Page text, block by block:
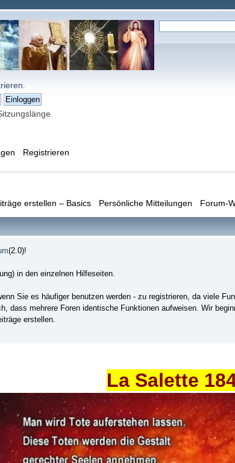
Registrieren
erstellen – Basics Persönliche Mitteilungen Forum-
(2.0)!
in den einzelnen Hilfeseiten.
Sie es häufiger benutzen werden - zu registrieren, da viele
dass mehrere Foren identische Funktionen aufweisen. Wir
erstellen.
La Salette